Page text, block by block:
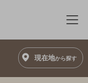
メ
現在地から探す